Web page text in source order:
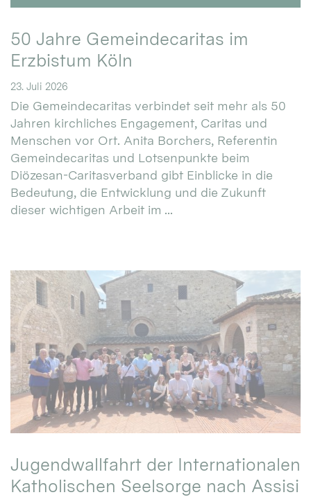
50 Jahre Gemeindecaritas im
Erzbistum Köln
23. Juli 2026
Die Gemeindecaritas verbindet seit mehr als 50
Jahren kirchliches Engagement, Caritas und
Menschen vor Ort. Anita Borchers, Referentin
Gemeindecaritas und Lotsenpunkte beim
Diözesan-Caritasverband gibt Einblicke in die
Bedeutung, die Entwicklung und die Zukunft
dieser wichtigen Arbeit im ...
Jugendwallfahrt der Internationalen
Katholischen Seelsorge nach Assisi